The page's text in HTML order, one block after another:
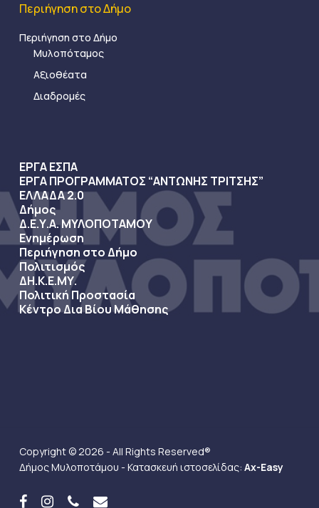
Περιήγηση στο Δήμο
Περιήγηση στο Δήμο
Μυλοπόταμος
Αξιοθέατα
Διαδρομές
ΕΡΓΑ ΕΣΠΑ
ΕΡΓΑ ΠΡΟΓΡΑΜΜΑΤΟΣ “ΑΝΤΩΝΗΣ ΤΡΙΤΣΗΣ”
ΕΛΛΑΔΑ 2.0
Δήμος
Δ.Ε.Υ.Α. ΜΥΛΟΠΟΤΑΜΟΥ
Ενημέρωση
Περιήγηση στο Δήμο
Πολιτισμός
ΔΗ.Κ.Ε.ΜΥ.
Πολιτική Προστασία
Κέντρο Δια Βίου Μάθησης
Copyright © 2026 - All Rights Reserved®
Δήμος Μυλοποτάμου - Κατασκευή ιστοσελίδας: Ax-Easy
facebookinstagramphoneemail